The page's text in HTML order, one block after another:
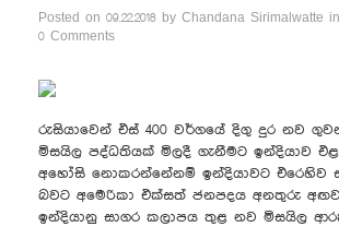
Posted on 09.22.2018 by Chandana Sirimalwatte in
0 Comments
රුසියාවෙන් එස් 400 වර්ගයේ දිගු දුර නව
මිසයිල පද්ධතියක් මිලදී ගැනීමට ඉන්දියාව
අහෝසි නොකරන්නේනම් ඉන්දියාවට එරෙහිව
බවට අමෙරිකා එක්සත් ජනපදය අනතුරු
ඉන්දියානු සාගර කලාපය තුළ නව මිසයිල